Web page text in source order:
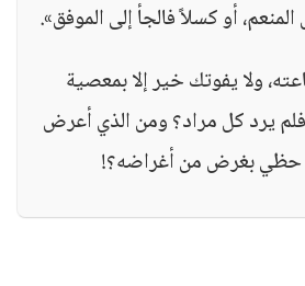
أو كسلاً فالجأ إلى الموفق».
ولا يفوتك خير إلا بمعصية
يرد كل مراد؟ ومن الذي أعرض
حظي بغرض من أغراضه؟!